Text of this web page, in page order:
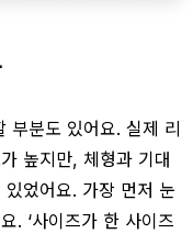
부분도 있어요. 실제 리
높지만, 체형과 기대
었어요. 가장 먼저 눈
. ‘사이즈가 한 사이즈